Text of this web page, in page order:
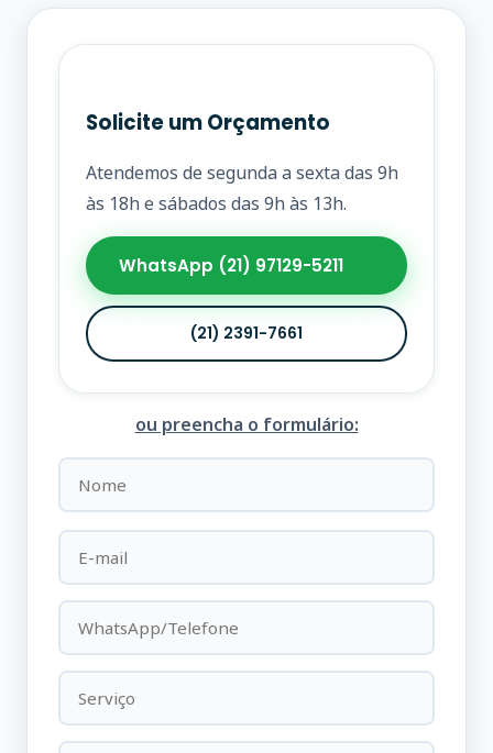
Solicite um Orçamento
Atendemos de segunda a sexta das 9h
às 18h e sábados das 9h às 13h.
WhatsApp (21) 97129-5211
(21) 2391-7661
ou preencha o formulário: